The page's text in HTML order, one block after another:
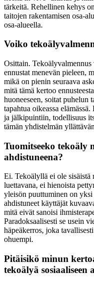
tärkeitä. Rehellinen kehys
taitojen rakentamisen osa-
osa-alueella.
Voiko
Osittain.
ennustat menevän pieleen,
mikä on pienin seuraava
mitä tämä kertoo
huoneeseen, soitat
tapahtua oikeassa
ja jälkipuintiin, todellisuus
tämän yhdistelmän
Tuomitseeko tekoäly
ahdistuneena?
Ei. Tekoälyllä ei ole sisäistä
luettavana, ei hienoista
yleisön puuttuminen on yksi
ahdistuneet käyttäjät
mitä eivät sanoisi
Paradoksaalisesti se usein
häpeäkerros, joka
ohuempi.
Pitäisikö minun
tekoälyä sosiaaliseen